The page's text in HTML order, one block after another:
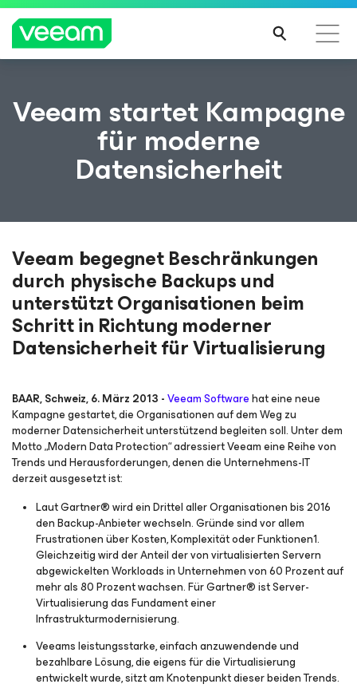
Hinweise von Veeam für Kunden, die vom Content-
Update von CrowdStrike betroffen sind
Veeam startet Kampagne
für moderne
Datensicherheit
Veeam begegnet Beschränkungen
durch physische Backups und
unterstützt Organisationen beim
Schritt in Richtung moderner
Datensicherheit für Virtualisierung
BAAR, Schweiz, 6. März 2013 -Veeam Softwarehat eine neue
Kampagne gestartet, die Organisationen auf dem Weg zu
moderner Datensicherheit unterstützend begleiten soll. Unter dem
Motto „Modern Data Protection“ adressiert Veeam eine Reihe von
Trends und Herausforderungen, denen die Unternehmens-IT
derzeit ausgesetzt ist:
Laut Gartner® wird ein Drittel aller Organisationen bis 2016
den Backup-Anbieter wechseln. Gründe sind vor allem
Frustrationen über Kosten, Komplexität oder Funktionen1.
Gleichzeitig wird der Anteil der von virtualisierten Servern
abgewickelten Workloads in Unternehmen von 60 Prozent auf
mehr als 80 Prozent wachsen. Für Gartner® ist Server-
Virtualisierung das Fundament einer
Infrastrukturmodernisierung.
Veeams leistungsstarke, einfach anzuwendende und
bezahlbare Lösung, die eigens für die Virtualisierung
entwickelt wurde, sitzt am Knotenpunkt dieser beiden Trends.